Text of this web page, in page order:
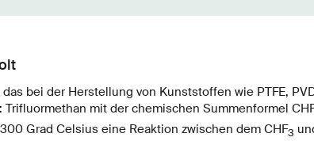
bei der Herstellung von Kunststoffen wie PTFE,
mit der chemischen Summenformel
Grad Celsius eine Reaktion zwischen dem CHF3